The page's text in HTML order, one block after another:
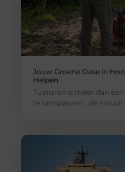
Jouw Groene Oase in
Helpen
Tuinieren is meer dan
te ontspannen, de